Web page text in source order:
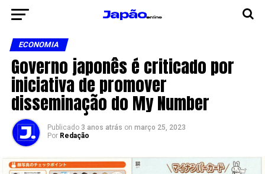
ECONOMIA
Governo japonês é criticado por
iniciativa de promover
disseminação do My Number
Publicado 3 anos atrás on março 25, 2023
Por Redação